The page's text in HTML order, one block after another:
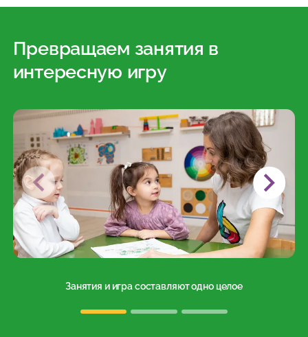
Превращаем занятия в
интересную игру
Занятия и игра составляют одно целое